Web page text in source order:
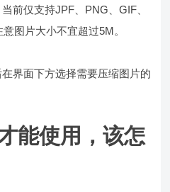
前仅支持JPF、PNG、GIF、
图片大小不宜超过5M。
界面下方选择需要压缩图片的
能使用，该怎